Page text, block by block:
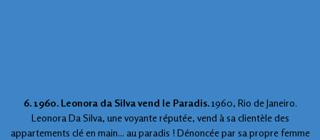
6. 1960. Leonora da Silva vend le Paradis.1960, Rio de Janeiro.
Leonora Da Silva, une voyante réputée, vend à sa clientèle des
appartements clé en main... au paradis ! Dénoncée par sa propre femme